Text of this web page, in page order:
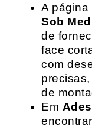
A página
Sob
de
face
com
de
Em